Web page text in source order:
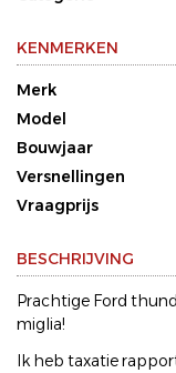
KENMERKEN
Merk
Model
Bouwjaar
Versnellingen
Vraagprijs
BESCHRIJVING
Prachtige Ford
miglia!
Ik heb taxatie